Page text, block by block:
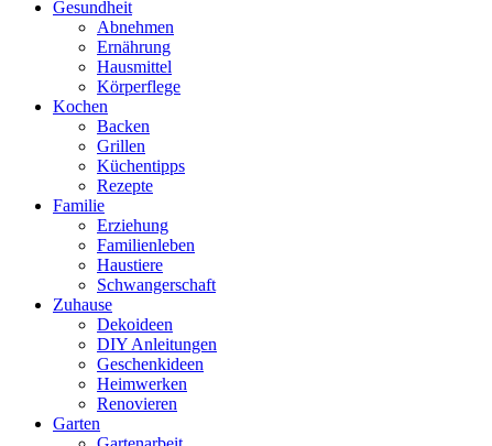
Gesundheit
Abnehmen
Ernährung
Hausmittel
Körperflege
Kochen
Backen
Grillen
Küchentipps
Rezepte
Familie
Erziehung
Familienleben
Haustiere
Schwangerschaft
Zuhause
Dekoideen
DIY Anleitungen
Geschenkideen
Heimwerken
Renovieren
Garten